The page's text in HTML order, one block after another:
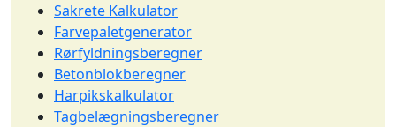
Sakrete Kalkulator
Farvepaletgenerator
Rørfyldningsberegner
Betonblokberegner
Harpikskalkulator
Tagbelægningsberegner